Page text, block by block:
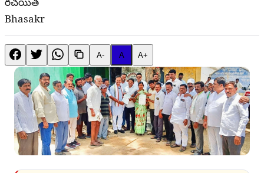
Bhasakr
A- A A+